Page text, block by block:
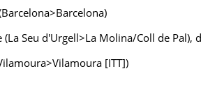
Seu d'Urgell>La Molina/Coll de
[ITT])